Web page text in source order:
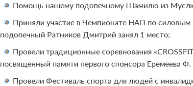
Помощь нашему подопечному Шамилю из
Приняли участие в Чемпионате НАП по силовым
подопечный Ратников Дмитрий занял 1 место;
Провели традиционные соревнования
посвященный памяти первого спонсора Еремеева
Провели Фестиваль спорта для людей с